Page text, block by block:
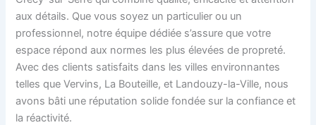
aux détails. Que vous soyez un particulier ou un
professionnel, notre équipe dédiée s’assure que votre
espace répond aux normes les plus élevées de propreté.
Avec des clients satisfaits dans les villes environnantes
telles que Vervins, La Bouteille, et Landouzy-la-Ville, nous
avons bâti une réputation solide fondée sur la confiance et
la réactivité.